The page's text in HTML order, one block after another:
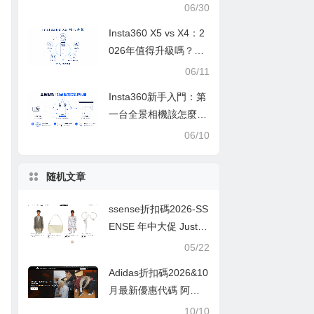
公司推荐2026,新加坡
湾 (上)
06/30
Insta360 X5 vs X4：2
026年值得升級嗎？完
06/11
Insta360新手入門：第
一台全景相機該怎麼
選？—從零到一的完整
06/10
随机文章
ssense折扣碼2026-SS
ENSE 年中大促 Justin
e手鏈$52，三宅一生
曬單贏愛馬仕腮紅
05/22
Adidas折扣碼2026&10
月最新優惠代碼 阿迪
達斯英國官網折扣區低
10/10